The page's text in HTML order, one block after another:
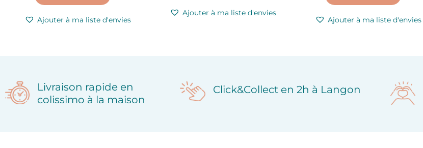
Ajouter à ma liste d'envies
Ajouter à ma liste d'envies
Ajouter à ma liste d'envies
Livraison rapide en
colissimo à la maison
Click&Collect en 2h à Langon